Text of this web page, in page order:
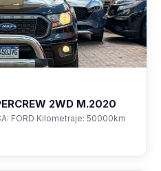
2WD M.2020
FORD Kilometraje: 50000km